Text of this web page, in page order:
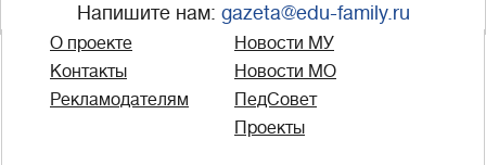
Напишите нам: gazeta@edu-family.ru
О проекте
Контакты
Рекламодателям
Новости МУ
Новости МО
ПедСовет
Проекты